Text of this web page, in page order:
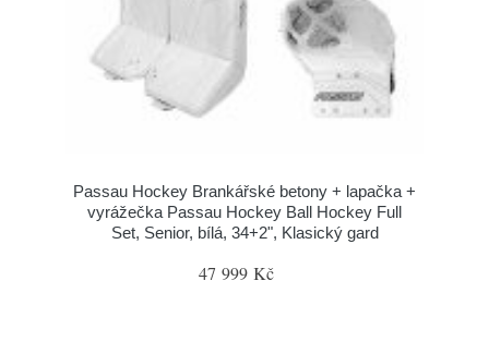
Passau Hockey Brankářské betony + lapačka +
vyrážečka Passau Hockey Ball Hockey Full
Set, Senior, bílá, 34+2", Klasický gard
47 999 Kč